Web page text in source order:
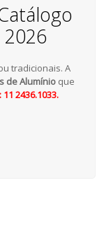
tradicionais. A
de Alumínio que
11 2436.1033.